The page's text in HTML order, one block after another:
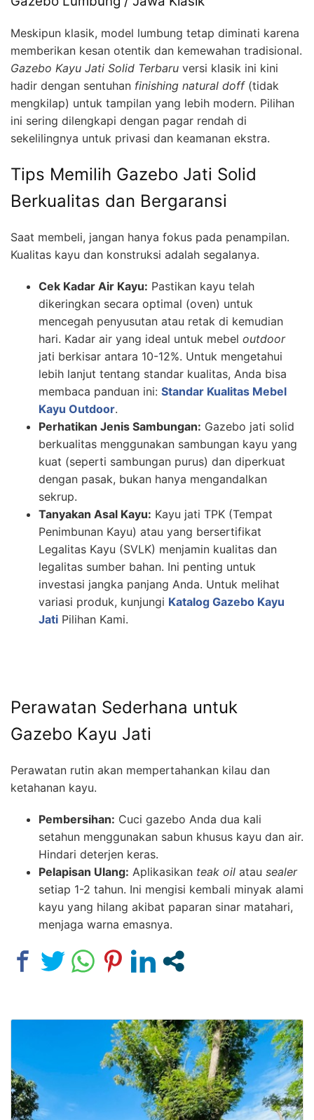
Meskipun klasik, model lumbung tetap diminati karena
memberikan kesan otentik dan kemewahan tradisional.
Gazebo Kayu Jati Solid Terbaru versi klasik ini kini
hadir dengan sentuhan finishing natural doff(tidak
mengkilap) untuk tampilan yang lebih modern. Pilihan
ini sering dilengkapi dengan pagar rendah di
sekelilingnya untuk privasi dan keamanan ekstra.
Tips Memilih Gazebo Jati Solid
Berkualitas dan Bergaransi
Saat membeli, jangan hanya fokus pada penampilan.
Kualitas kayu dan konstruksi adalah segalanya.
Cek Kadar Air Kayu: Pastikan kayu telah
dikeringkan secara optimal (oven) untuk
mencegah penyusutan atau retak di kemudian
hari. Kadar air yang ideal untuk mebel outdoor
jati berkisar antara 10-12%. Untuk mengetahui
lebih lanjut tentang standar kualitas, Anda bisa
membaca panduan ini: Standar Kualitas Mebel
Kayu Outdoor.
Perhatikan Jenis Sambungan: Gazebo jati solid
berkualitas menggunakan sambungan kayu yang
kuat (seperti sambungan purus) dan diperkuat
dengan pasak, bukan hanya mengandalkan
sekrup.
Tanyakan Asal Kayu: Kayu jati TPK (Tempat
Penimbunan Kayu) atau yang bersertifikat
Legalitas Kayu (SVLK) menjamin kualitas dan
legalitas sumber bahan. Ini penting untuk
investasi jangka panjang Anda. Untuk melihat
variasi produk, kunjungi Katalog Gazebo Kayu
Jati Pilihan Kami.
Perawatan Sederhana untuk
Gazebo Kayu Jati
Perawatan rutin akan mempertahankan kilau dan
ketahanan kayu.
Pembersihan: Cuci gazebo Anda dua kali
setahun menggunakan sabun khusus kayu dan air.
Hindari deterjen keras.
Pelapisan Ulang: Aplikasikan teak oil atau sealer
setiap 1-2 tahun. Ini mengisi kembali minyak alami
kayu yang hilang akibat paparan sinar matahari,
menjaga warna emasnya.